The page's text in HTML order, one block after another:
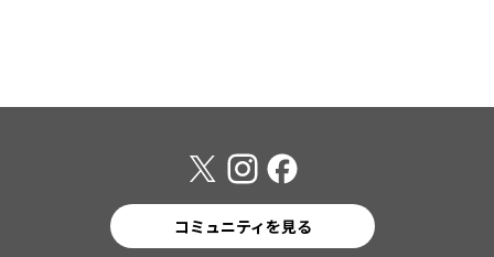
コミュニティを見る